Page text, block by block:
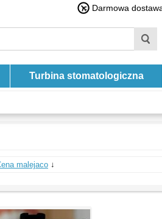
Darmowa
Turbina stomatologiczna
malejaco ↓